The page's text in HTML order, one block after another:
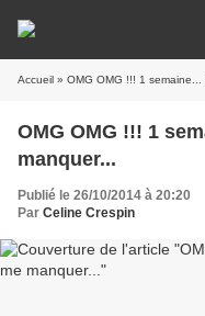
Accueil » OMG OMG !!! 1 semaine...
OMG OMG !!! 1
manquer...
Publié le 26/10/2014 à 20:20
Par Celine Crespin